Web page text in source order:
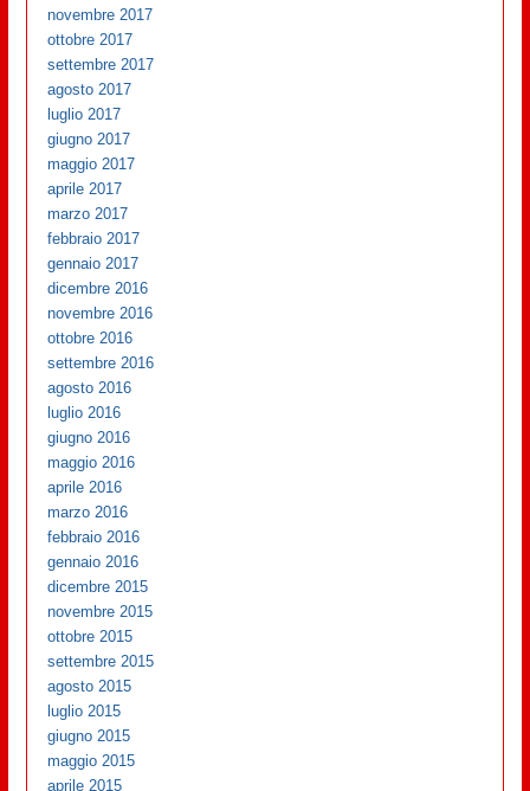
novembre 2017
ottobre 2017
settembre 2017
agosto 2017
luglio 2017
giugno 2017
maggio 2017
aprile 2017
marzo 2017
febbraio 2017
gennaio 2017
dicembre 2016
novembre 2016
ottobre 2016
settembre 2016
agosto 2016
luglio 2016
giugno 2016
maggio 2016
aprile 2016
marzo 2016
febbraio 2016
gennaio 2016
dicembre 2015
novembre 2015
ottobre 2015
settembre 2015
agosto 2015
luglio 2015
giugno 2015
maggio 2015
aprile 2015